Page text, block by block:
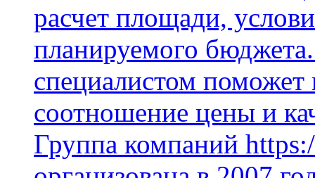
расчет площади,
планируемого
специалистом поможет
соотношение цены и
Группа компаний